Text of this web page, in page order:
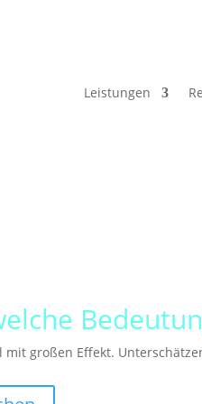
Leistungen
mit großen Effekt.